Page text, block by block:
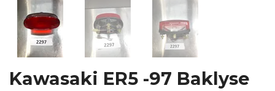
Kawasaki ER5 -97 Baklyse